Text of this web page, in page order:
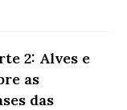
2: Alves e
as
das